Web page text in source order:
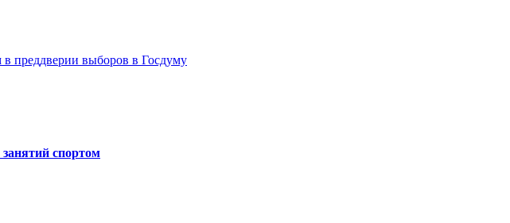
преддверии выборов в Госдуму
спортом